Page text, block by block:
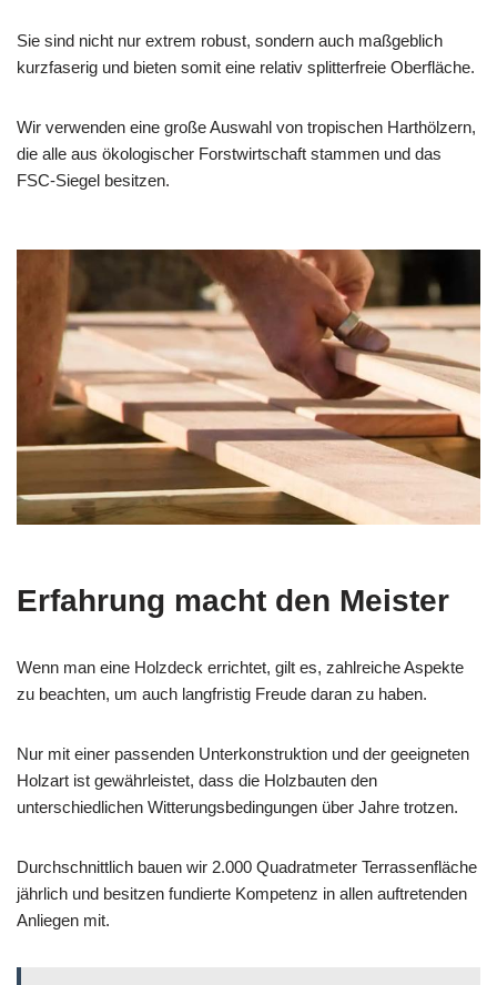
Sie sind nicht nur extrem robust, sondern auch maßgeblich
kurzfaserig und bieten somit eine relativ splitterfreie Oberfläche.
Wir verwenden eine große Auswahl von tropischen Harthölzern,
die alle aus ökologischer Forstwirtschaft stammen und das
FSC-Siegel besitzen.
Erfahrung macht den Meister
Wenn man eine Holzdeck errichtet, gilt es, zahlreiche Aspekte
zu beachten, um auch langfristig Freude daran zu haben.
Nur mit einer passenden Unterkonstruktion und der geeigneten
Holzart ist gewährleistet, dass die Holzbauten den
unterschiedlichen Witterungsbedingungen über Jahre trotzen.
Durchschnittlich bauen wir 2.000 Quadratmeter Terrassenfläche
jährlich und besitzen fundierte Kompetenz in allen auftretenden
Anliegen mit.